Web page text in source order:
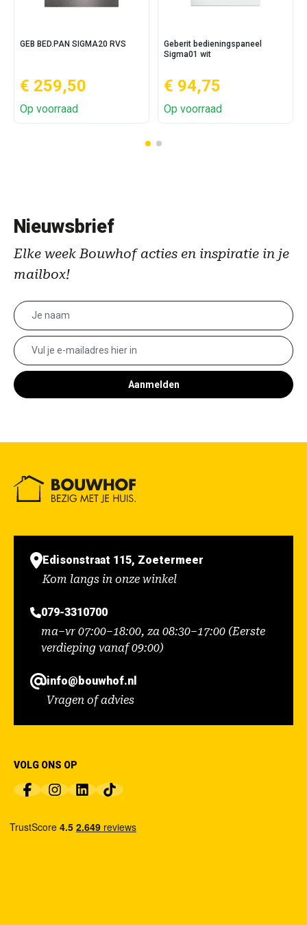
GEB BED.PAN SIGMA20 RVS
€ 259,50
Op voorraad
Geberit bedieningspaneel
Sigma01 wit
€ 94,75
Op voorraad
Nieuwsbrief
Elke week Bouwhof acties en inspiratie in je
mailbox!
Aanmelden
Edisonstraat 115, Zoetermeer
Kom langs in onze winkel
079-3310700
ma–vr 07:00–18:00, za 08:30–17:00 (Eerste
verdieping vanaf 09:00)
info@bouwhof.nl
Vragen of advies
VOLG ONS OP